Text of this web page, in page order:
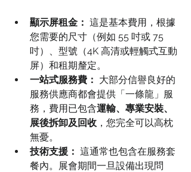
顯示屏租金： 這是基本費用，根據
您需要的尺寸（例如 55 吋或 75
吋）、型號（4K 高清或輕觸式互動
屏）和租期釐定。
一站式服務費： 大部分信譽良好的
服務供應商都會提供「一條龍」服
務，費用已包含運輸、專業安裝、
展後拆卸及回收 ，您完全可以高枕
無憂。
技術支援： 這通常也包含在服務套
餐內。展會期間一旦設備出現問